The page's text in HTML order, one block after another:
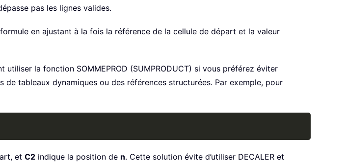
pas les lignes valides.
en ajustant à la fois la référence de la cellule de départ et la valeur
utiliser la fonction SOMMEPROD (SUMPRODUCT) si vous préférez éviter
tableaux dynamiques ou des références structurées. Par exemple, pour
et C2 indique la position de n. Cette solution évite d’utiliser DECALER et